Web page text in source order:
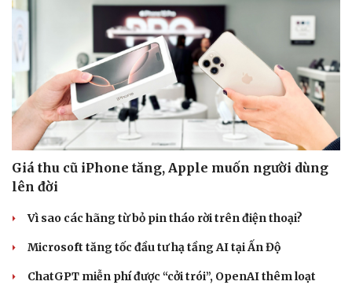
Giá thu cũ iPhone tăng, Apple muốn người dùng
lên đời
Vì sao các hãng từ bỏ pin tháo rời trên điện thoại?
Microsoft tăng tốc đầu tư hạ tầng AI tại Ấn Độ
ChatGPT miễn phí được “cởi trói”, OpenAI thêm loạt